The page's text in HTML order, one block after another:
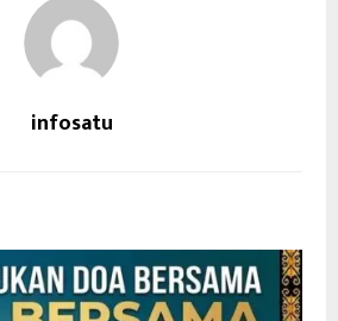
infosatu